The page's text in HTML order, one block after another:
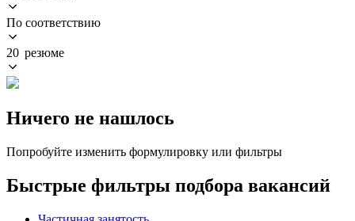
По соответствию
20 резюме
Ничего не нашлось
Попробуйте изменить формулировку или фильтры
Быстрые фильтры подбора вакансий